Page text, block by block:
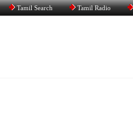
Tamil Search Tamil Radio